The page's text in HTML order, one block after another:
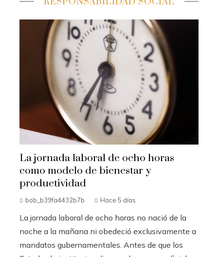
La jornada laboral de ocho horas
como modelo de bienestar y
productividad
bob_b39fa4432b7b Hace 5 días
La jornada laboral de ocho horas no nació de la
noche a la mañana ni obedeció exclusivamente a
mandatos gubernamentales. Antes de que los